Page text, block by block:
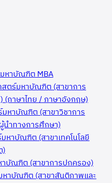
หาบัณฑิต MBA
ตร์มหาบัณฑิต (สาขาการ
(ภาษาไทย / ภาษาอังกฤษ)
หาบัณฑิต (สาขาวิชาการ
นำทางการศึกษา)
าบัณฑิต (สาขาเทคโนโลยี
)
บัณฑิต (สาขาการปกครอง)
าบัณฑิต (สาขาสันติภาพและ